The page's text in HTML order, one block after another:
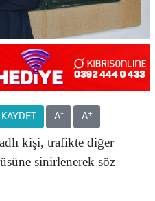
KAYDET A- A+
kişi, trafikte diğer
sinirlenerek söz